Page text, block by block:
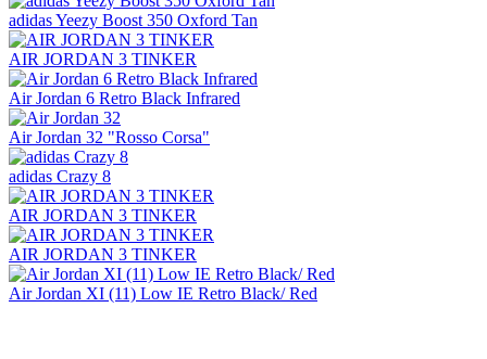
adidas Yeezy Boost 350 Oxford Tan
AIR JORDAN 3 TINKER
Air Jordan 6 Retro Black Infrared
Air Jordan 32 "Rosso Corsa"
adidas Crazy 8
AIR JORDAN 3 TINKER
AIR JORDAN 3 TINKER
Air Jordan XI (11) Low IE Retro Black/ Red